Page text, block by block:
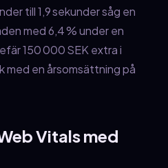
till 1,9 sekunder såg en
med 6,4 % under en
150 000 SEK extra i
med en årsomsättning på
Vitals med